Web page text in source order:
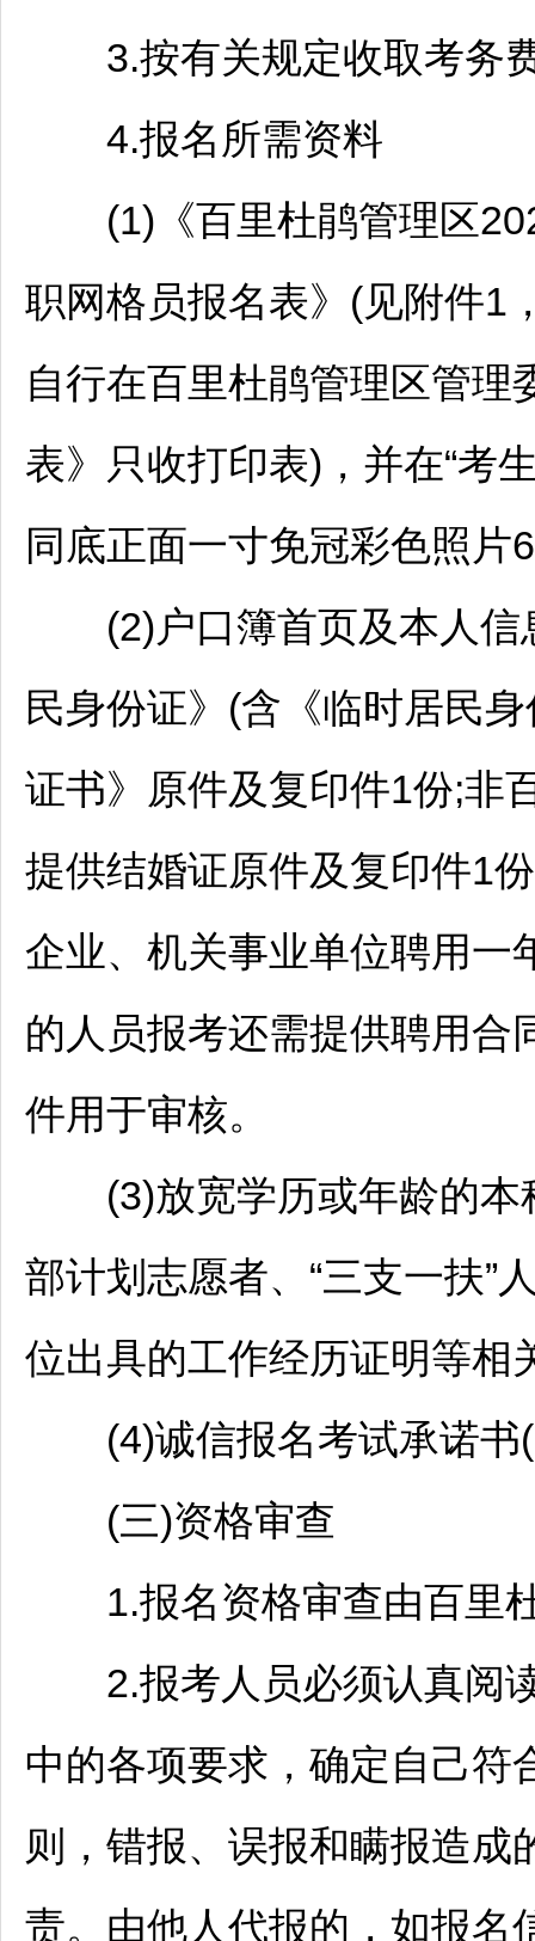
3.按有关规定收取考务
4.报名所需资料
(1)《百里杜鹃管理区
职网格员报名表》(见附件1
自行在百里杜鹃管理区管理
表》只收打印表)，并在“考
同底正面一寸免冠彩色照片
(2)户口簿首页及本人信
民身份证》(含《临时居民
证书》原件及复印件1份;非
提供结婚证原件及复印件1
企业、机关事业单位聘用一
的人员报考还需提供聘用合
件用于审核。
(3)放宽学历或年龄的本
部计划志愿者、“三支一扶”
位出具的工作经历证明等相
(4)诚信报名考试承诺书(
(三)资格审查
1.报名资格审查由百里
2.报考人员必须认真阅
中的各项要求，确定自己符
则，错报、误报和瞒报造成
责。由他人代报的，如报名